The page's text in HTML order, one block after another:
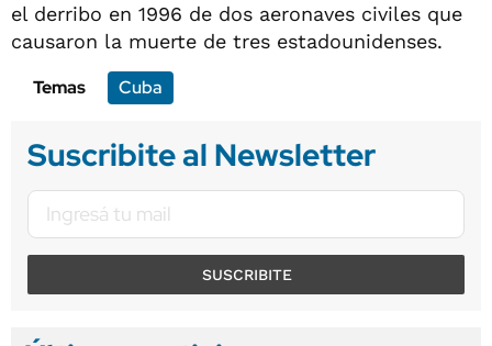
el derribo en 1996 de dos aeronaves civiles que
causaron la muerte de tres estadounidenses.
Temas
Cuba
Suscribite al Newsletter
SUSCRIBITE